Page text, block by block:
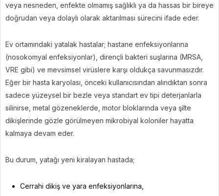
veya nesneden, enfekte olmamış sağlıklı ya da hassas bir bireye
doğrudan veya dolaylı olarak aktarılması sürecini ifade eder.
Ev ortamındaki yatalak hastalar; hastane enfeksiyonlarına
(nosokomyal enfeksiyonlar), dirençli bakteri suşlarına (MRSA,
VRE gibi) ve mevsimsel virüslere karşı oldukça savunmasızdır.
Eğer bir hasta karyolası, önceki kullanıcısından alındıktan sonra
sadece yüzeysel bir bezle veya standart ev tipi deterjanlarla
silinirse, metal gözeneklerde, motor bloklarında veya şilte
dikişlerinde gözle görülmeyen mikrobiyal koloniler hayatta
kalmaya devam eder.
Bu durum, yatağı yeni kiralayan hastada;
Cerrahi dikiş ve yara enfeksiyonlarına,